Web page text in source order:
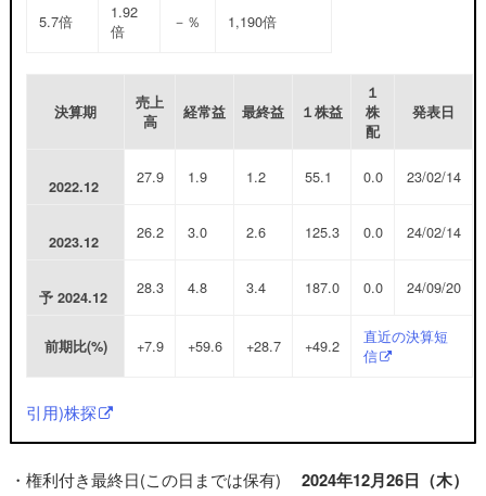
5.7倍
1.92
倍
－ ％ 1,190倍
決算期
売上
高
経常益 最終益 １株益
１
株
配
発表日
2022.12 27.9 1.9 1.2 55.1 0.0 23/02/14
2023.12 26.2 3.0 2.6 125.3 0.0 24/02/14
予2024.12 28.3 4.8 3.4 187.0 0.0 24/09/20
前期比(%) +7.9 +59.6 +28.7 +49.2
直近の決算短
信
引用)株探
・権利付き最終日(この日までは保有) 2024年12月26日（木）